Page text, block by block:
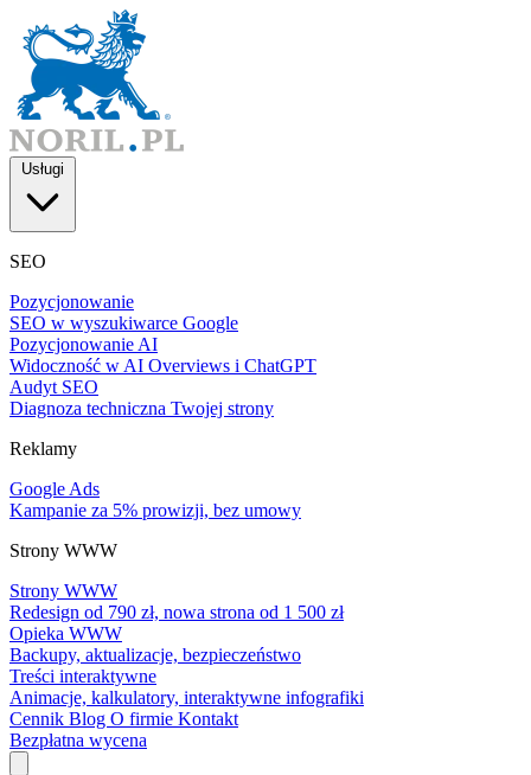
Usługi
SEO
Pozycjonowanie
SEO w wyszukiwarce Google
Pozycjonowanie AI
Widoczność w AI Overviews i ChatGPT
Audyt SEO
Diagnoza techniczna Twojej strony
Reklamy
Google Ads
Kampanie za 5% prowizji, bez umowy
Strony WWW
Strony WWW
Redesign od 790 zł, nowa strona od 1 500 zł
Opieka WWW
Backupy, aktualizacje, bezpieczeństwo
Treści interaktywne
Animacje, kalkulatory, interaktywne infografiki
Cennik Blog O firmie Kontakt
Bezpłatna wycena